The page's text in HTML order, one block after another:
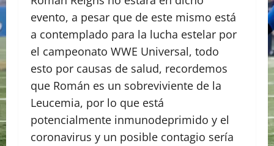
evento, a pesar que de este mismo está
a contemplado para la lucha estelar por
el campeonato WWE Universal, todo
esto por causas de salud, recordemos
que Román es un sobreviviente de la
Leucemia, por lo que está
potencialmente inmunodeprimido y el
coronavirus y un posible contagio sería